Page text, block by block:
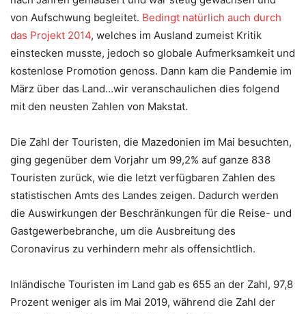
von Aufschwung begleitet. Bedingt natürlich auch durch
das Projekt 2014, welches im Ausland zumeist Kritik
einstecken musste, jedoch so globale Aufmerksamkeit und
kostenlose Promotion genoss. Dann kam die Pandemie im
März über das Land…wir veranschaulichen dies folgend
mit den neusten Zahlen von Makstat.
Die Zahl der Touristen, die Mazedonien im Mai besuchten,
ging gegenüber dem Vorjahr um 99,2% auf ganze 838
Touristen zurück, wie die letzt verfügbaren Zahlen des
statistischen Amts des Landes zeigen. Dadurch werden
die Auswirkungen der Beschränkungen für die Reise- und
Gastgewerbebranche, um die Ausbreitung des
Coronavirus zu verhindern mehr als offensichtlich.
Inländische Touristen im Land gab es 655 an der Zahl, 97,8
Prozent weniger als im Mai 2019, während die Zahl der